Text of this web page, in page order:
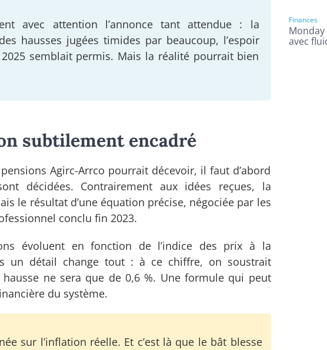
avec attention l’annonce tant attendue : la
hausses jugées timides par beaucoup, l’espoir
semblait permis. Mais la réalité pourrait bien
subtilement encadré
Agirc-Arrco pourrait décevoir, il faut d’abord
décidées. Contrairement aux idées reçues, la
le résultat d’une équation précise, négociée par les
conclu fin 2023.
évoluent en fonction de l’indice des prix à la
un détail change tout : à ce chiffre, on soustrait
ne sera que de 0,6 %. Une formule qui peut
du système.
sur l’inflation réelle. Et c’est là que le bât blesse
Finances
avec